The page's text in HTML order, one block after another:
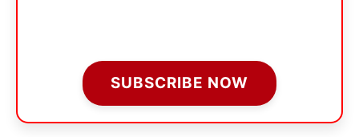
SUBSCRIBE NOW